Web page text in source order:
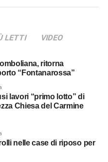
LETTI VIDEO
ritorna
“Fontanarossa”
lavori “primo lotto” di
Chiesa del Carmine
nelle case di riposo per